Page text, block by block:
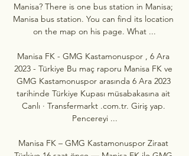
Manisa? There is one bus station in Manisa;
Manisa bus station. You can find its location
on the map on his page. What ...
Manisa FK - GMG Kastamonuspor , 6 Ara
2023 - Türkiye Bu maç raporu Manisa FK ve
GMG Kastamonuspor arasında 6 Ara 2023
tarihinde Türkiye Kupası müsabakasına ait
Canlı · Transfermarkt .com.tr. Giriş yap.
Pencereyi ...
Manisa FK – GMG Kastamonuspor Ziraat